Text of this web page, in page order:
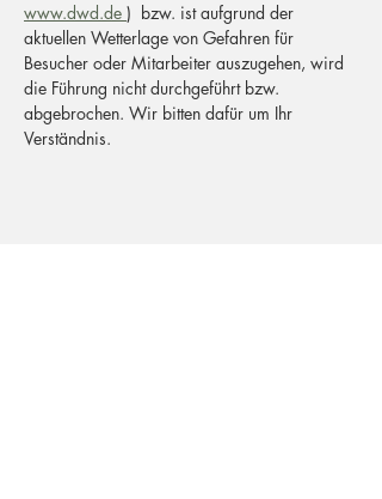
www.dwd.de )  bzw. ist aufgrund der
aktuellen Wetterlage von Gefahren für
Besucher oder Mitarbeiter auszugehen, wird
die Führung nicht durchgeführt bzw.
abgebrochen. Wir bitten dafür um Ihr
Verständnis.